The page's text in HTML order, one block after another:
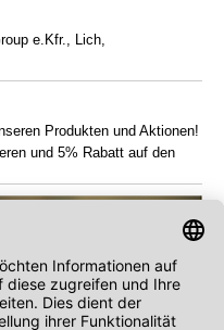
e.Kfr., Lich,
Produkten und Aktionen!
und 5% Rabatt auf den